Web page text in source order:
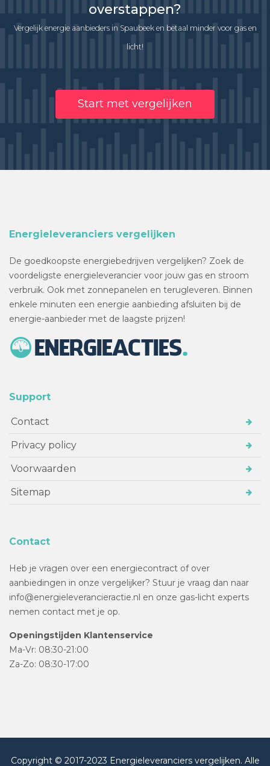
overstappen?
Vergelijk energie aanbieders in Spaubeek en betaal minder voor gas en
licht!
Start met vergelijken
Energieleveranciers vergelijken
De goedkoopste energiebedrijven vergelijken? Zoek de
voordeligste energieleverancier voor jouw gas en stroom
verbruik. Ook met zonnepanelen en terugleveren. Binnen
enkele minuten een energie aanbieding afsluiten bij de
energie-aanbieder met de laagste prijzen!
Support
Contact
Privacy policy
Voorwaarden
Sitemap
Contact
Heb je vragen over een energiecontract of over
aanbiedingen in onze vergelijker? Stuur je vraag dan naar
info@energieleverancieractie.nl en onze gas-licht experts
nemen contact met je op.
Openingstijden Klantenservice
Ma-Vr: 08:30-21:00
Za-Zo: 08:30-17:00
Copyright © 2017-2023 Energieleveranciers vergelijken. Alle